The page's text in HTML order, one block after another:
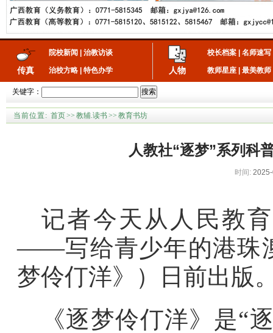
传真
院校新闻 治教访谈
治校方略 特色办学 人物
校长档案 名师速写
教师星座 最美教师
关键字： 搜索
当前位置: 首页>> 教辅.读书>> 教育书坊
人教社“逐梦”系列科
时间:
记者今天从人民教
——写给青少年的港珠
梦伶仃洋》）日前出版
《逐梦伶仃洋》是“